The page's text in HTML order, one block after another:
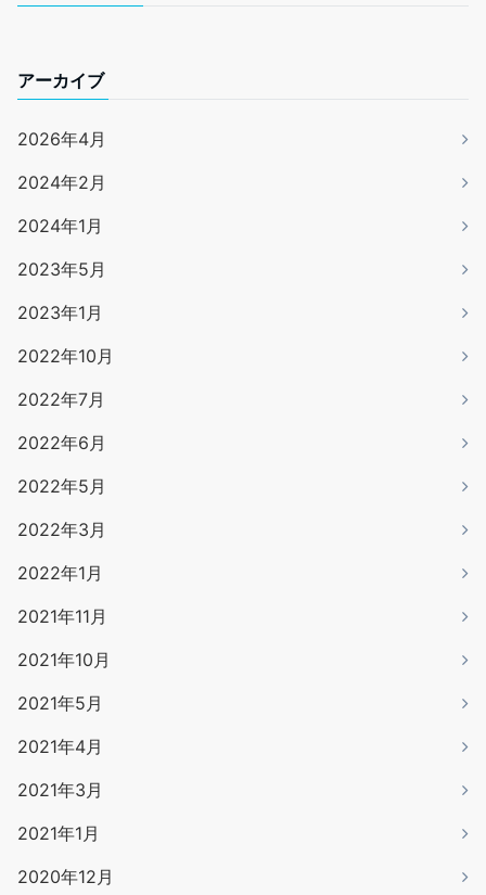
アーカイブ
2026年4月
2024年2月
2024年1月
2023年5月
2023年1月
2022年10月
2022年7月
2022年6月
2022年5月
2022年3月
2022年1月
2021年11月
2021年10月
2021年5月
2021年4月
2021年3月
2021年1月
2020年12月